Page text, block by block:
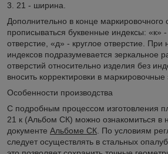
3. 21 - ширина.
Дополнительно в конце маркировочного
прописываться буквенные индексы: «к» -
отверстие, «д» - круглое отверстие. При
индексов подразумевается зеркальное
отверстий относительно изделия без
вносить корректировки в маркировочные
Особенности производства
С подробным процессом изготовления
21 к (Альбом СК) можно ознакомиться в
документе Альбоме СК. По условиям
следует осуществлять в стальных